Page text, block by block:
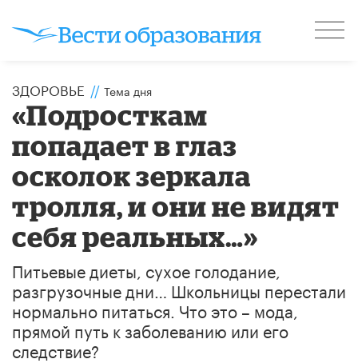
ЗДОРОВЬЕ // Тема дня
«Подросткам
попадает в глаз
осколок зеркала
тролля, и они не видят
себя реальных…»
Питьевые диеты, сухое голодание,
разгрузочные дни… Школьницы перестали
нормально питаться. Что это – мода,
прямой путь к заболеванию или его
следствие?